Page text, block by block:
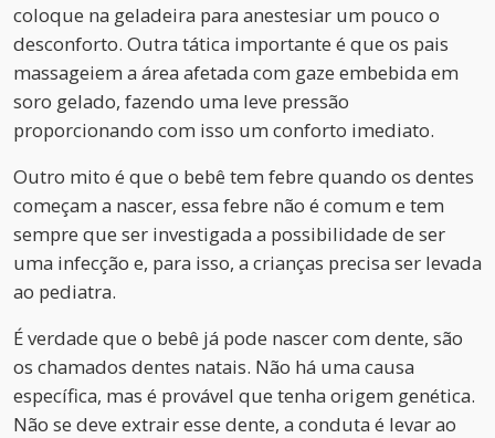
coloque na geladeira para anestesiar um pouco o
desconforto. Outra tática importante é que os pais
massageiem a área afetada com gaze embebida em
soro gelado, fazendo uma leve pressão
proporcionando com isso um conforto imediato.
Outro mito é que o bebê tem febre quando os dentes
começam a nascer, essa febre não é comum e tem
sempre que ser investigada a possibilidade de ser
uma infecção e, para isso, a crianças precisa ser levada
ao pediatra.
É verdade que o bebê já pode nascer com dente, são
os chamados dentes natais. Não há uma causa
específica, mas é provável que tenha origem genética.
Não se deve extrair esse dente, a conduta é levar ao